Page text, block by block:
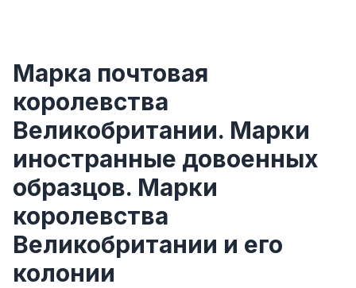
Марка почтовая
королевства
Великобритании. Марки
иностранные довоенных
образцов. Марки
королевства
Великобритании и его
колонии